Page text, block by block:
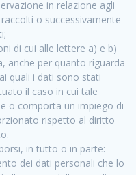
in relazione agli
o successivamente
di cui alle lettere a) e b)
anche per quanto riguarda
quali i dati sono stati
il caso in cui tale
o comporta un impiego di
rispetto al diritto
in tutto o in parte:
dei dati personali che lo